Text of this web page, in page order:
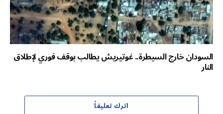
السودان خارج السيطرة.. غوتيريش يطالب بوقف فوري لإطلاق
النار
اترك تعليقاً